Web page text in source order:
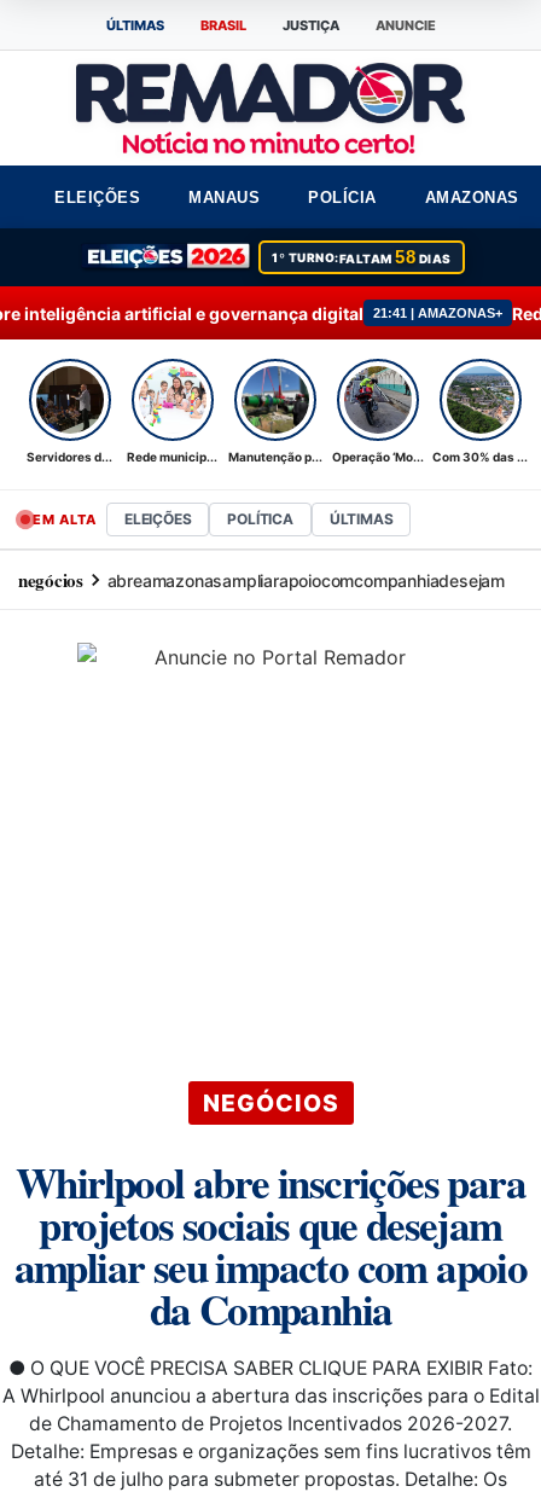
ÚLTIMAS BRASIL JUSTIÇA ANUNCIE
ELEIÇÕES MANAUS POLÍCIA AMAZONAS
1º TURNO:FALTAM58 DIAS
e governança digital 21:41 | AMAZONAS+ Rede municipal de
Servidores d... Rede municip... Manutenção p... Operação ‘Mo... Com 30% das ...
EM ALTA ELEIÇÕES POLÍTICA ÚLTIMAS
negócios abreamazonasampliarapoiocomcompanhiadesejam
NEGÓCIOS
Whirlpool abre inscrições para
projetos sociais que desejam
ampliar seu impacto com apoio
da Companhia
● O QUE VOCÊ PRECISA SABER CLIQUE PARA EXIBIR Fato:
A Whirlpool anunciou a abertura das inscrições para o Edital
de Chamamento de Projetos Incentivados 2026-2027.
Detalhe: Empresas e organizações sem fins lucrativos têm
até 31 de julho para submeter propostas. Detalhe: Os